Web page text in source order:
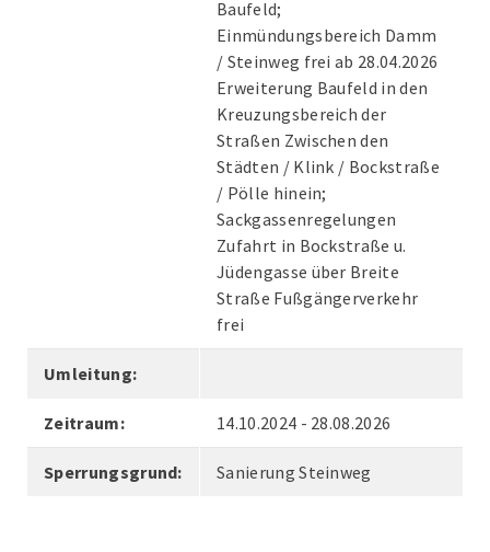
Baufeld;
Einmündungsbereich Damm
/ Steinweg frei ab 28.04.2026
Erweiterung Baufeld in den
Kreuzungsbereich der
Straßen Zwischen den
Städten / Klink / Bockstraße
/ Pölle hinein;
Sackgassenregelungen
Zufahrt in Bockstraße u.
Jüdengasse über Breite
Straße Fußgängerverkehr
frei
Umleitung:
Zeitraum: 14.10.2024 - 28.08.2026
Sperrungsgrund: Sanierung Steinweg